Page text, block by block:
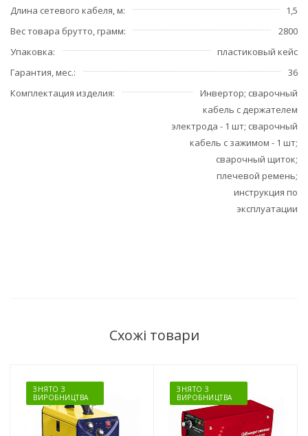
Длина сетевого кабеля, м
1,5
Вес товара брутто, грамм
2800
Упаковка
пластиковый кейс
Гарантия, мес.
36
Комплектация изделия
Инвертор; сварочный
кабель с держателем
электрода - 1 шт; сварочный
кабель с зажимом - 1 шт;
сварочный щиток;
плечевой ремень;
инструкция по
эксплуатации
Схожі товари
ЗНЯТО З
ВИРОБНИЦТВА
ЗНЯТО З
ВИРОБНИЦТВА